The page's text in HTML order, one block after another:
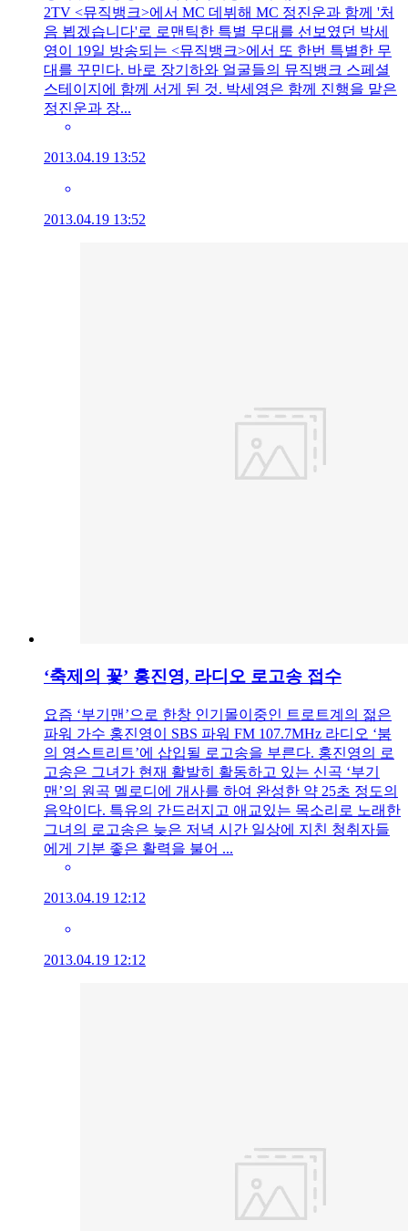
2TV <뮤직뱅크>에서 MC 데뷔해 MC 정진운과 함께 '처
음 뵙겠습니다'로 로맨틱한 특별 무대를 선보였던 박세
영이 19일 방송되는 <뮤직뱅크>에서 또 한번 특별한 무
대를 꾸민다. 바로 장기하와 얼굴들의 뮤직뱅크 스페셜
스테이지에 함께 서게 된 것. 박세영은 함께 진행을 맡은
정진운과 장...
2013.04.19 13:52
2013.04.19 13:52
‘축제의 꽃’ 홍진영, 라디오 로고송 접수
요즘 ‘부기맨’으로 한창 인기몰이중인 트로트계의 젊은
파워 가수 홍진영이 SBS 파워 FM 107.7MHz 라디오 ‘붐
의 영스트리트’에 삽입될 로고송을 부른다. 홍진영의 로
고송은 그녀가 현재 활발히 활동하고 있는 신곡 ‘부기
맨’의 원곡 멜로디에 개사를 하여 완성한 약 25초 정도의
음악이다. 특유의 간드러지고 애교있는 목소리로 노래한
그녀의 로고송은 늦은 저녁 시간 일상에 지친 청취자들
에게 기분 좋은 활력을 불어 ...
2013.04.19 12:12
2013.04.19 12:12